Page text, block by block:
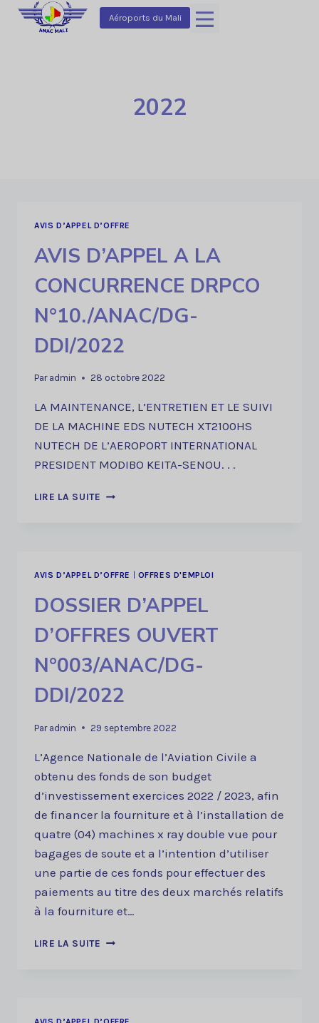
Aller
Aéroports du Mali
2022
AVIS D’APPEL D’OFFRE
AVIS D’APPEL A LA
CONCURRENCE DRPCO
N°10./ANAC/DG-
DDI/2022
Par admin 28 octobre 2022
LA MAINTENANCE, L’ENTRETIEN ET LE SUIVI
DE LA MACHINE EDS NUTECH XT2100HS
NUTECH DE L’AEROPORT INTERNATIONAL
PRESIDENT MODIBO KEITA-SENOU. . .
LIRE LA SUITE AVIS
DRPCO
DDI/2022
AVIS D’APPEL D’OFFRE OFFRES D'EMPLOI
DOSSIER D’APPEL
D’OFFRES OUVERT
N°003/ANAC/DG-
DDI/2022
Par admin 29 septembre 2022
L’Agence Nationale de l’Aviation Civile a
obtenu des fonds de son budget
d’investissement exercices 2022 / 2023, afin
de financer la fourniture et à l’installation de
quatre (04) machines x ray double vue pour
bagages de soute et a l’intention d’utiliser
une partie de ces fonds pour effectuer des
paiements au titre des deux marchés relatifs
à la fourniture et…
LIRE LA SUITE DOSSIER